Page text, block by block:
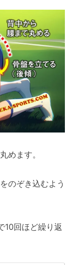
めます。
のぞき込むよう
10回ほど繰り返